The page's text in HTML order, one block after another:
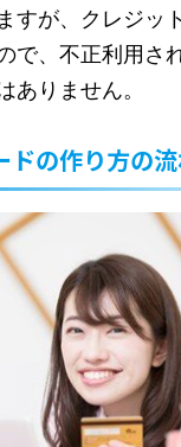
すが、クレジッ
で、不正利用さ
ありません。
ドの作り方の